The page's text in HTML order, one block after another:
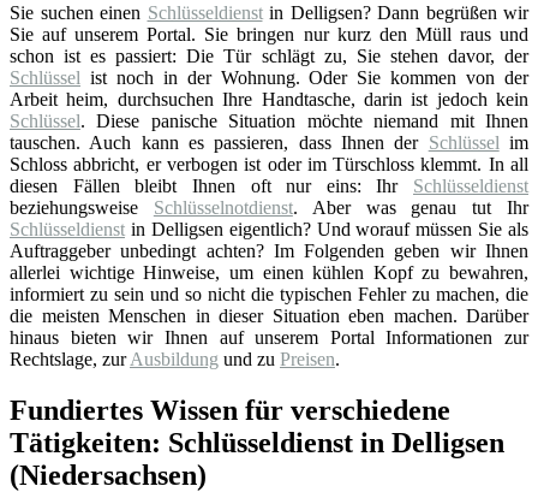
Sie suchen einen Schlüsseldienstin Delligsen? Dann begrüßen wir
Sie auf unserem Portal. Sie bringen nur kurz den Müll raus und
schon ist es passiert: Die Tür schlägt zu, Sie stehen davor, der
Schlüssel ist noch in der Wohnung. Oder Sie kommen von der
Arbeit heim, durchsuchen Ihre Handtasche, darin ist jedoch kein
Schlüssel. Diese panische Situation möchte niemand mit Ihnen
tauschen. Auch kann es passieren, dass Ihnen der Schlüssel im
Schloss abbricht, er verbogen ist oder im Türschloss klemmt. In all
diesen Fällen bleibt Ihnen oft nur eins: Ihr Schlüsseldienst
beziehungsweise Schlüsselnotdienst. Aber was genau tut Ihr
Schlüsseldienst in Delligsen eigentlich? Und worauf müssen Sie als
Auftraggeber unbedingt achten? Im Folgenden geben wir Ihnen
allerlei wichtige Hinweise, um einen kühlen Kopf zu bewahren,
informiert zu sein und so nicht die typischen Fehler zu machen, die
die meisten Menschen in dieser Situation eben machen. Darüber
hinaus bieten wir Ihnen auf unserem Portal Informationen zur
Rechtslage, zurAusbildung und zu Preisen.
Fundiertes Wissen für verschiedene
Tätigkeiten: Schlüsseldienst in Delligsen
(Niedersachsen)